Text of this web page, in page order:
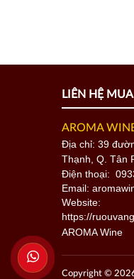
LIÊN HỆ
AROMA
Địa chỉ: 39
Thạnh, Q. Tân
Điện thoại:
Email:
Website:
https://
Copyright © 2026